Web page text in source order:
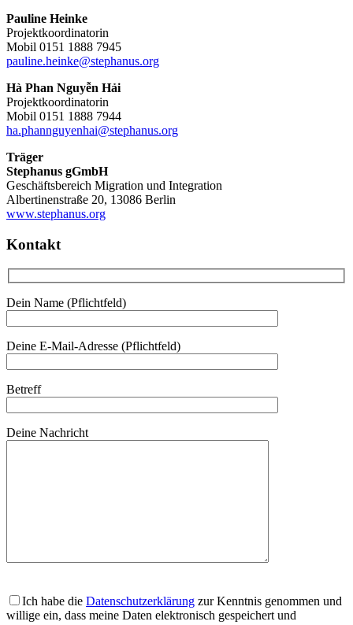
Pauline Heinke
Projektkoordinatorin
Mobil 0151 1888 7945
pauline.heinke@stephanus.org
Hà Phan Nguyễn Hải
Projektkoordinatorin
Mobil 0151 1888 7944
ha.phannguyenhai@stephanus.org
Träger
Stephanus gGmbH
Geschäftsbereich Migration und Integration
Albertinenstraße 20, 13086 Berlin
www.stephanus.org
Kontakt
Dein Name (Pflichtfeld)
Deine E-Mail-Adresse (Pflichtfeld)
Betreff
Deine Nachricht
Ich habe die Datenschutzerklärung zur Kenntnis genommen und
willige ein, dass meine Daten elektronisch gespeichert und